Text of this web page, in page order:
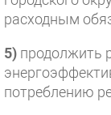
расходным
5) продолжить
потреблению